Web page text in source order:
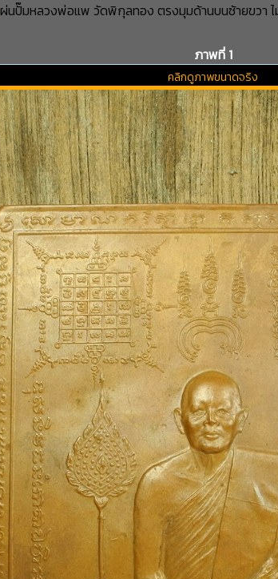
นปั๊มหลวงพ่อแพ วัดพิกุลทอง ตรงมุมด้านบนซ้ายขวา ไ
ภาพที่ 1
คลิกดูภาพขนาดจริง